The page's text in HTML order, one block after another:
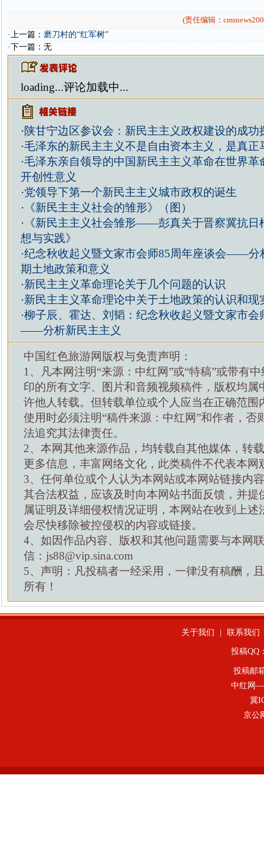
(责任编辑：
·上一篇： 磨刀村的“红军树”
·下一篇：无
loading...评论加载中...
·陕甘宁边区参议会：新民主主义政权建设的成功
·毛泽东的新民主主义不是自由资本主义，是真正
·毛泽东亲自领导的中国新民主主义革命在世界革
开创性意义
·党领导下第一个新民主主义城市政权的诞生
· 《新民主主义社会的雏形》（图）
· 《新民主主义社会雏形——彭真关于晋察冀抗日
想与实践》
·纪念秋收起义暨文家市会师85周年座谈会——分
期土地政策和意义
·新民主主义革命理论关于几个问题的认识
·新民主主义革命理论中关于土地政策的认识和现
·柳子辰、霍达、刘韬：纪念秋收起义暨文家市会
——分析新民主主义
中国红色旅游网版权与免责声明：
1、凡本网注明“来源：中红网”或“特稿”或带有
印的所有文字、图片和音频视频稿件，版权均属
许他人转载。但转载单位或个人应当在正确范围
使用时必须注明“稿件来源：中红网”和作者，否
法追究其法律责任。
2、本网其他来源作品，均转载自其他媒体，转
更多信息，丰富网络文化，此类稿件不代表本网
3、任何单位或个人认为本网站或本网站链接内
其合法权益，应该及时向本网站书面反馈，并提
属证明及详细侵权情况证明，本网站在收到上述
会尽快移除被控侵权的内容或链接。
4、如因作品内容、版权和其他问题需要与本网
信：js88@vip.sina.com
5、声明：凡投稿者一经采用，一律没有稿酬，
所有！
关于我们 联系我们
投稿QQ
投稿邮
中红网—
冀
京公